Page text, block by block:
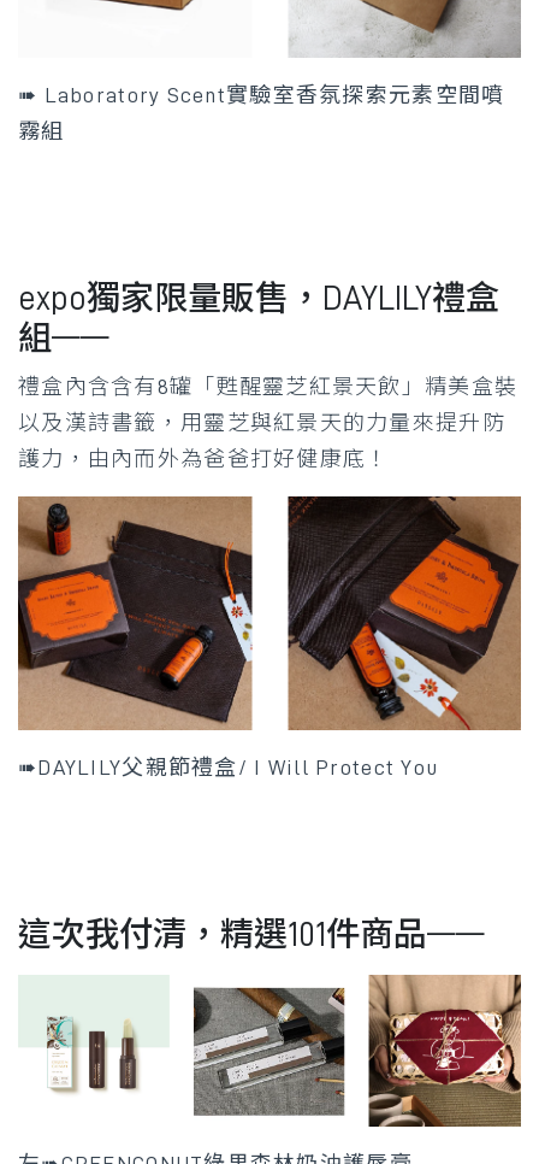
➠ Laboratory Scent實驗室香氛探索元素空間噴
霧組
expo獨家限量販售，DAYLILY禮盒
組——
禮盒內含含有8罐「甦醒靈芝紅景天飲」精美盒裝
以及漢詩書籤，用靈芝與紅景天的力量來提升防
護力，由內而外為爸爸打好健康底！
➠DAYLILY父親節禮盒/ I Will Protect You
這次我付清，精選101件商品——